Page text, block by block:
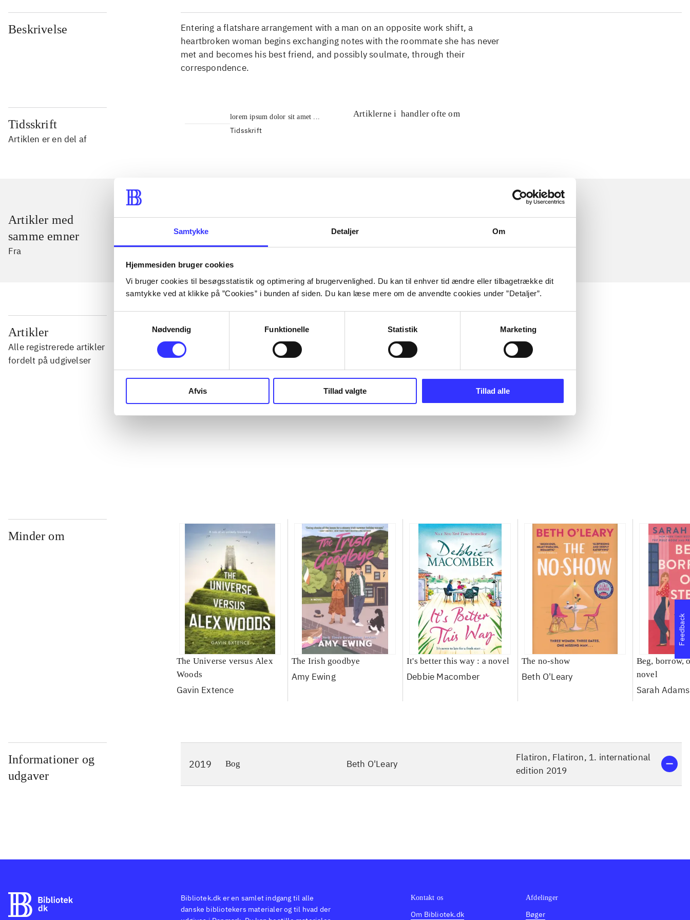
Samtykke Detaljer Om
Hjemmesiden bruger cookies
Vi bruger cookies til besøgsstatistik og optimering af brugervenlighed. Du kan til enhver tid ændre eller tilbagetrække dit
samtykke ved at klikke på ”Cookies” i bunden af siden. Du kan læse mere om de anvendte cookies under ”Detaljer”.
Nødvendig
Funktionelle Statistik Marketing
Afvis Tillad valgte Tillad alle
Beskrivelse
Entering a flatshare arrangement with a man on an opposite work shift, a
heartbroken woman begins exchanging notes with the roommate she has never
met and becomes his best friend, and possibly soulmate, through their
correspondence.
Tidsskrift
Artiklen er en del af
lorem ipsum dolor sit amet ...
Tidsskrift
Artiklerne i handler ofte om
Artikler med
samme emner
Fra
Artikler
Alle registrerede artikler
fordelt på udgivelser
...
...
Minder om
The Universe versus Alex
Woods
Gavin Extence
The Irish goodbye
Amy Ewing
It's better this way : a novel
Debbie Macomber
The no-show
Beth O'Leary
Beg, borrow,
novel
Sarah
Informationer og
udgaver
2019 Bog Beth O'Leary
Flatiron, Flatiron, 1. international
edition 2019
Feedback
Bibliotek.dk er en samlet indgang til alle
danske bibliotekers materialer og til hvad der
Kontakt os
Om Bibliotek.dk
Afdelinger
Bøger